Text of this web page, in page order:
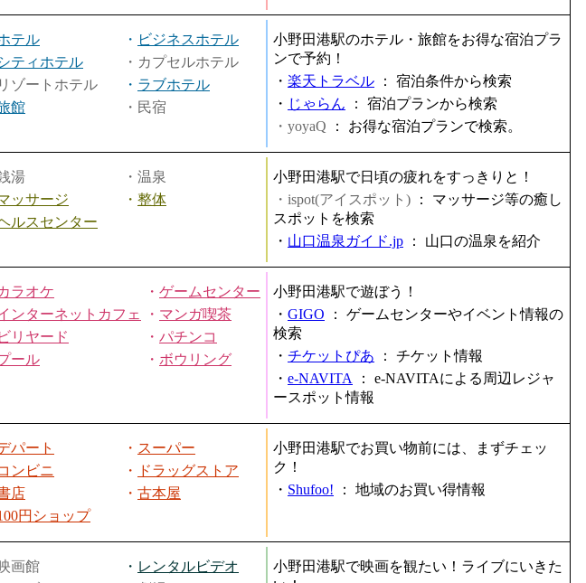
テル ・ ビジネスホテル
ティホテル
・カプセルホテル
ゾートホテル
・ ラブホテル
館 ・民宿
小野田港駅のホテル・旅館をお得な宿泊プラ
ンで予約！
・ 楽天トラベル ： 宿泊条件から検索
・ じゃらん ： 宿泊プランから検索
・yoyaQ ： お得な宿泊プランで検索。
湯
・温泉
ッサージ ・ 整体
ルスセンター
小野田港駅で日頃の疲れをすっきりと！
・ispot(アイスポット) ： マッサージ等の癒し
スポットを検索
・ 山口温泉ガイド.jp ： 山口の温泉を紹介
ラオケ ・ ゲームセンター
ンターネットカフェ ・ マンガ喫茶
ビリヤード ・ パチンコ
ール ・ ボウリング
小野田港駅で遊ぼう！
・ GIGO ： ゲームセンターやイベント情報の
検索
・ チケットぴあ ： チケット情報
・ e-NAVITA ： e-NAVITAによる周辺レジャ
ースポット情報
パート ・ スーパー
ンビニ ・
ドラッグストア
店 ・ 古本屋
円ショップ
小野田港駅でお買い物前には、まずチェッ
ク！
・ Shufoo! ： 地域のお買い得情報
画館 ・ レンタルビデオ
小野田港駅で映画を観たい！ライブにいきた